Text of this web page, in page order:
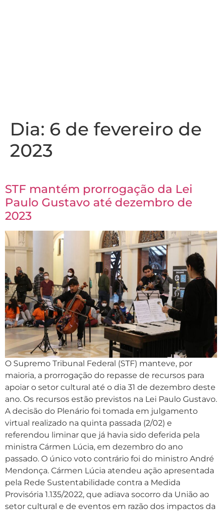
Dia: 6 de fevereiro de
2023
STF mantém prorrogação da Lei
Paulo Gustavo até dezembro de
2023
O Supremo Tribunal Federal (STF) manteve, por
maioria, a prorrogação do repasse de recursos para
apoiar o setor cultural até o dia 31 de dezembro deste
ano. Os recursos estão previstos na Lei Paulo Gustavo.
A decisão do Plenário foi tomada em julgamento
virtual realizado na quinta passada (2/02) e
referendou liminar que já havia sido deferida pela
ministra Cármen Lúcia, em dezembro do ano
passado. O único voto contrário foi do ministro André
Mendonça. Cármen Lúcia atendeu ação apresentada
pela Rede Sustentabilidade contra a Medida
Provisória 1.135/2022, que adiava socorro da União ao
setor cultural e de eventos em razão dos impactos da